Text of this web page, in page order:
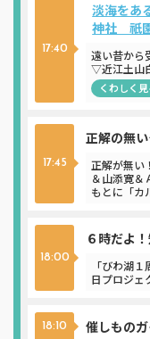
17:40
淡海をあ
神社 祇
遠い昔から
▽近江土山
くわしく見
17:45
正解の無
正解が無い
＆山添寛＆
もとに「カ
18:00
６時だよ
「びわ湖
日プロジェ
18:10 催しもの